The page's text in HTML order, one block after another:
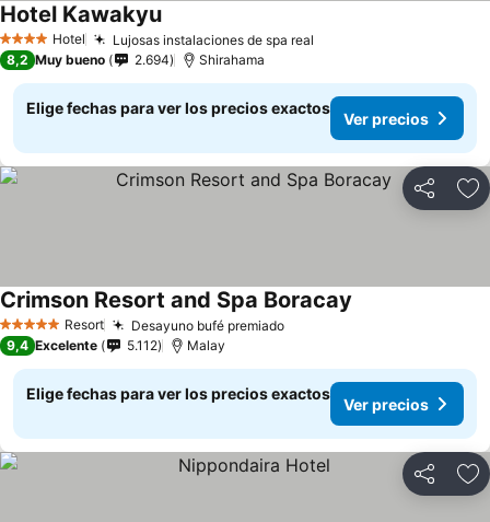
4 EstrellasHotel Lujosas instalaciones de spa real
Hotel Kawakyu
8,2 Muy bueno 2.694 Shirahama
Elige fechas para ver los precios exactos
Ver precios
Compartir
5 Estrellas Resort Desayuno bufé premiado
Crimson Resort and Spa Boracay
9,4 Excelente 5.112 Malay
Elige fechas para ver los precios exactos
Ver precios
Compartir